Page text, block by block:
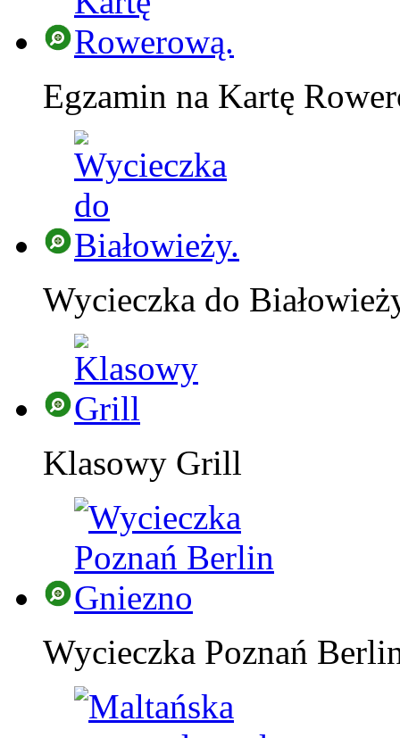
Egzamin na Kartę
Wycieczka do
Klasowy Grill
Wycieczka Poznań